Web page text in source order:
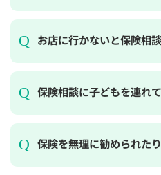
お店に行かないと保険相
保険相談に子どもを連れ
保険を無理に勧められた